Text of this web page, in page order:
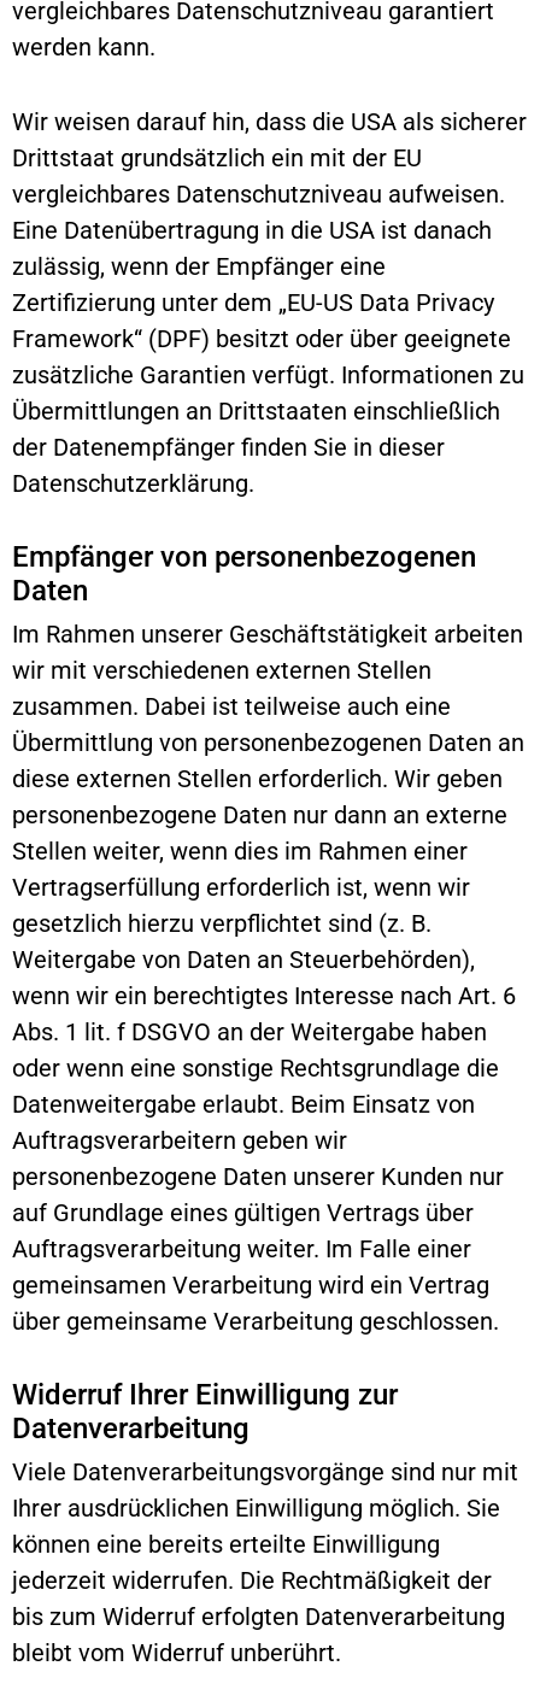
vergleichbares Datenschutzniveau garantiert
werden kann.
Wir weisen darauf hin, dass die USA als sicherer
Drittstaat grundsätzlich ein mit der EU
vergleichbares Datenschutzniveau aufweisen.
Eine Datenübertragung in die USA ist danach
zulässig, wenn der Empfänger eine
Zertifizierung unter dem „EU-US Data Privacy
Framework“ (DPF) besitzt oder über geeignete
zusätzliche Garantien verfügt. Informationen zu
Übermittlungen an Drittstaaten einschließlich
der Datenempfänger finden Sie in dieser
Datenschutzerklärung.
Empfänger von personenbezogenen
Daten
Im Rahmen unserer Geschäftstätigkeit arbeiten
wir mit verschiedenen externen Stellen
zusammen. Dabei ist teilweise auch eine
Übermittlung von personenbezogenen Daten an
diese externen Stellen erforderlich. Wir geben
personenbezogene Daten nur dann an externe
Stellen weiter, wenn dies im Rahmen einer
Vertragserfüllung erforderlich ist, wenn wir
gesetzlich hierzu verpflichtet sind (z. B.
Weitergabe von Daten an Steuerbehörden),
wenn wir ein berechtigtes Interesse nach Art. 6
Abs. 1 lit. f DSGVO an der Weitergabe haben
oder wenn eine sonstige Rechtsgrundlage die
Datenweitergabe erlaubt. Beim Einsatz von
Auftragsverarbeitern geben wir
personenbezogene Daten unserer Kunden nur
auf Grundlage eines gültigen Vertrags über
Auftragsverarbeitung weiter. Im Falle einer
gemeinsamen Verarbeitung wird ein Vertrag
über gemeinsame Verarbeitung geschlossen.
Widerruf Ihrer Einwilligung zur
Datenverarbeitung
Viele Datenverarbeitungsvorgänge sind nur mit
Ihrer ausdrücklichen Einwilligung möglich. Sie
können eine bereits erteilte Einwilligung
jederzeit widerrufen. Die Rechtmäßigkeit der
bis zum Widerruf erfolgten Datenverarbeitung
bleibt vom Widerruf unberührt.